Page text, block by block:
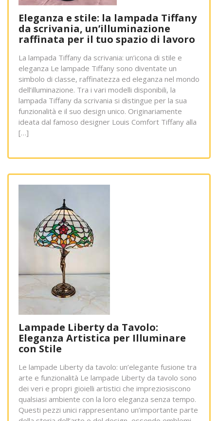
Eleganza e stile: la lampada Tiffany
da scrivania, un’illuminazione
raffinata per il tuo spazio di lavoro
La lampada Tiffany da scrivania: un’icona di stile e
eleganza Le lampade Tiffany sono diventate un
simbolo di classe, raffinatezza ed eleganza nel mondo
dell’illuminazione. Tra i vari modelli disponibili, la
lampada Tiffany da scrivania si distingue per la sua
funzionalità e il suo design unico. Originariamente
ideata dal famoso designer Louis Comfort Tiffany alla
[…]
Lampade Liberty da Tavolo:
Eleganza Artistica per Illuminare
con Stile
Le lampade Liberty da tavolo: un’elegante fusione tra
arte e funzionalità Le lampade Liberty da tavolo sono
dei veri e propri gioielli artistici che impreziosiscono
qualsiasi ambiente con la loro eleganza senza tempo.
Questi pezzi unici rappresentano un’importante parte